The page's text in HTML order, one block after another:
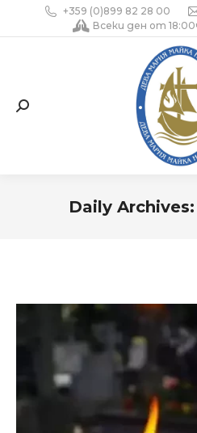
+359 (0)899 82 28 00
Всеки ден от
Search:
Daily Archives: